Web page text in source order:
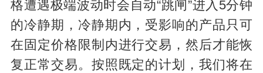
格遭遇极端波动时会自动“跳闸”进入5分钟
的冷静期，冷静期内，受影响的产品只可
在固定价格限制内进行交易，然后才能恢
复正常交易。按照既定的计划，我们将在